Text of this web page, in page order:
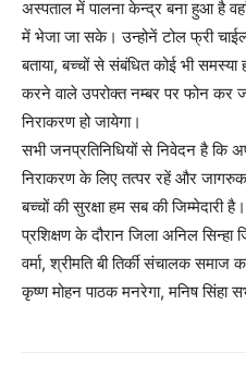
अस्पताल में पालना केन्द्र बना हुआ है
में भेजा जा सके। उन्होनें टोल फ्री
बताया, बच्चों से संबंधित कोई भी
करने वाले उपरोक्त नम्बर पर फोन कर
निराकरण हो जायेगा।
सभी जनप्रतिनिधियों से निवेदन है कि
निराकरण के लिए तत्पर रहें और
बच्चों की सुरक्षा हम सब की जिम्मेदारी है।
प्रशिक्षण के दौरान जिला अनिल
वर्मा, श्रीमति बी तिर्की संचालक
कृष्ण मोहन पाठक मनरेगा, मनिष सिंहा